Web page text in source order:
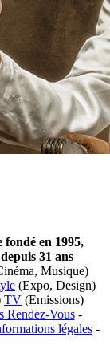
en 1995,
31 ans
Musique)
(Expo, Design)
TV (Emissions)
Rendez-Vous-
légales -